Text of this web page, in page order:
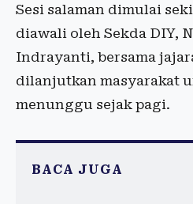
Sesi salaman dimulai
diawali oleh Sekda DIY,
Indrayanti, bersama
dilanjutkan masyarakat
menunggu sejak pagi.
BACA JUGA